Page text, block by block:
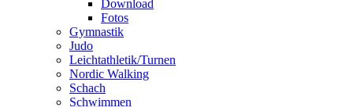
Download
Fotos
Gymnastik
Judo
Leichtathletik/Turnen
Nordic Walking
Schach
Schwimmen